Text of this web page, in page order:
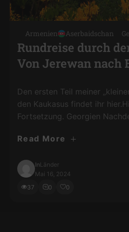
Armenien Aserbaidschan
Rundreise durch
Von Jerewan nach
Den ersten Teil meiner
den Kaukasus findet ihr
Fortsetzung. Georgien
finden) zurück in Tiflis war
ich zwar auf Grund des
aufgegeben aber zumindest
Read More
InLänder
Mai 16, 2024
37
0 0